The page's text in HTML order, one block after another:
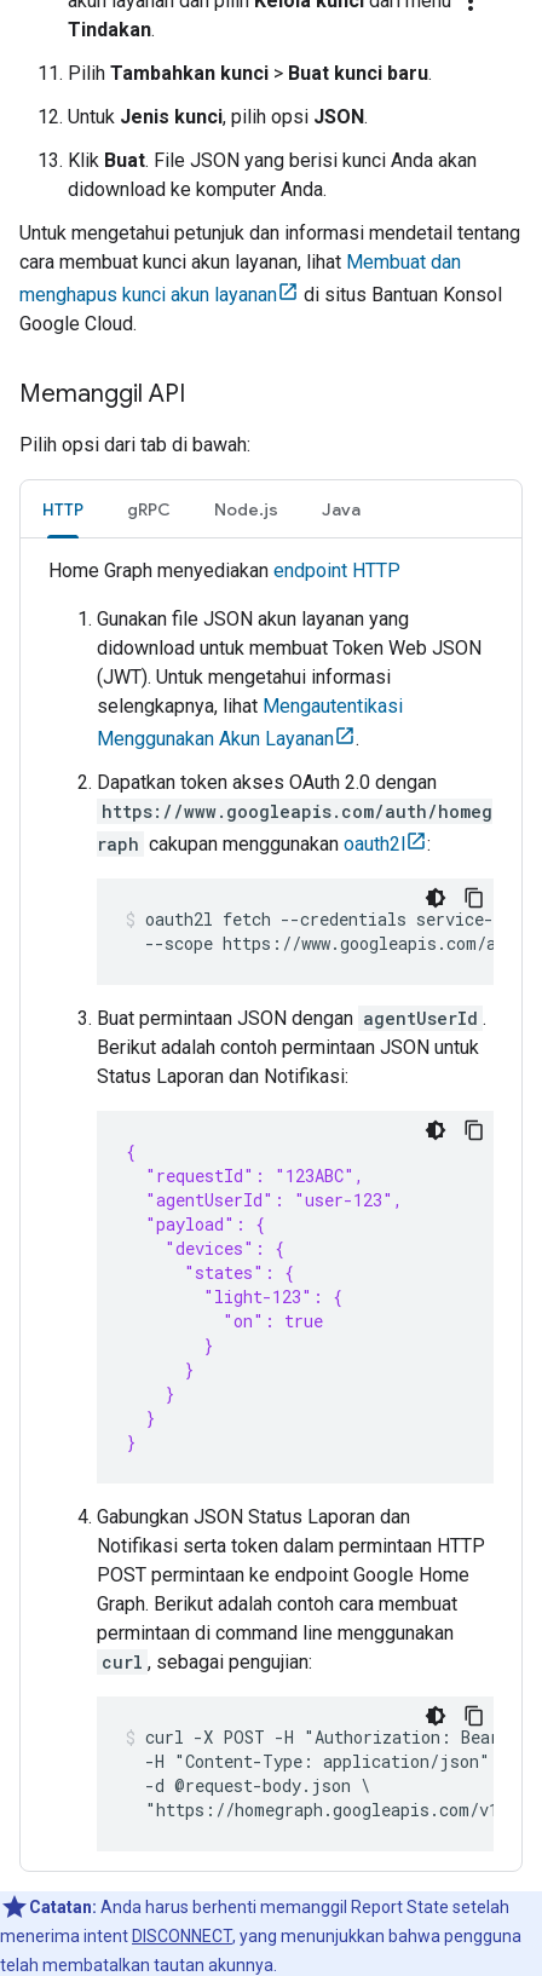
Tindakan.
Pilih Tambahkan kunci > Buat kunci baru.
Untuk Jenis kunci, pilih opsi JSON.
Klik Buat. File JSON yang berisi kunci Anda akan
didownload ke komputer Anda.
Untuk mengetahui petunjuk dan informasi mendetail tentang
cara membuat kunci akun layanan, lihat Membuat dan
menghapus kunci akun layanan
di situs Bantuan Konsol
Google Cloud.
Memanggil API
Pilih opsi dari tab di bawah:
HTTP gRPC Node.js Java
Home Graph menyediakan endpoint HTTP
Gunakan file JSON akun layanan yang
didownload untuk membuat Token Web JSON
(JWT). Untuk mengetahui informasi
selengkapnya, lihat Mengautentikasi
Menggunakan Akun Layanan
.
Dapatkan token akses OAuth 2.0 dengan
https://www.googleapis.com/auth/homeg
raph cakupan menggunakan oauth2l :
oauth2l fetch --credentials service-
Buat permintaan JSON dengan agentUserId .
Berikut adalah contoh permintaan JSON untuk
Status Laporan dan Notifikasi:
{
  "requestId": "123ABC",
  "agentUserId": "user-123",
  "payload": {
    "devices": {
      "states": {
        "light-123": {
          "on": true
        }
      }
    }
  }
}
Gabungkan JSON Status Laporan dan
Notifikasi serta token dalam permintaan HTTP
POST permintaan ke endpoint Google Home
Graph. Berikut adalah contoh cara membuat
permintaan di command line menggunakan
curl , sebagai pengujian:
curl -X POST -H "Authorization: Bearer
  -H "Content-Type: application/json" \
  -d @request-body.json \
Catatan: Anda harus berhenti memanggil Report State setelah
menerima intent DISCONNECT, yang menunjukkan bahwa pengguna
telah membatalkan tautan akunnya.